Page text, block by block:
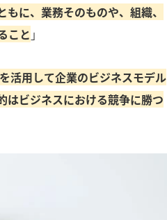
に、業務そのものや、組織、
こと 」
活用して企業のビジネスモデル
はビジネスにおける競争に勝つ